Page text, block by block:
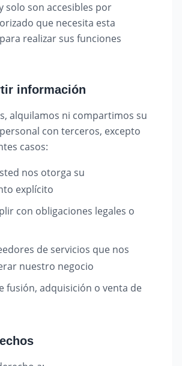
solo son accesibles por
que necesita esta
realizar sus funciones
información
alquilamos ni compartimos su
con terceros, excepto
casos:
nos otorga su
explícito
con obligaciones legales o
de servicios que nos
nuestro negocio
fusión, adquisición o venta de